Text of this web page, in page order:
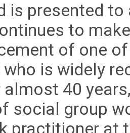
is presented
to
of one
who is widely
40
social group
practitioner at